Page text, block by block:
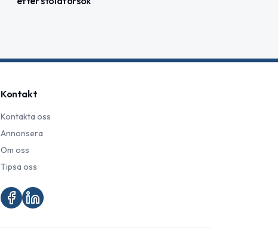
Kontakt
Kontakta oss
Annonsera
Om oss
Tipsa oss